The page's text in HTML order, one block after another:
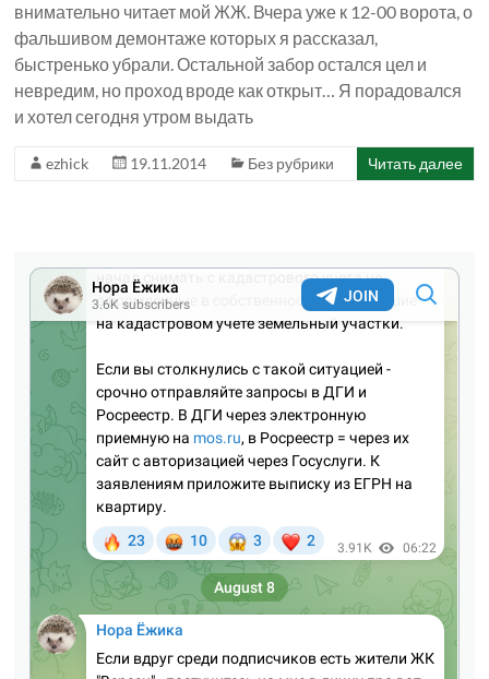
внимательно читает мой ЖЖ. Вчера уже к 12-00 ворота, о
фальшивом демонтаже которых я рассказал,
быстренько убрали. Остальной забор остался цел и
невредим, но проход вроде как открыт… Я порадовался
и хотел сегодня утром выдать
ezhick 19.11.2014 Без рубрики Читать далее